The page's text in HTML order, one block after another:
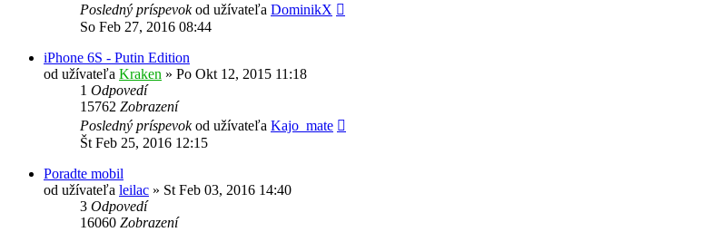
Posledný príspevokod užívateľa DominikX
So Feb 27, 2016 08:44
iPhone 6S - Putin Edition
od užívateľa Kraken » Po Okt 12, 2015 11:18
1 Odpovedí
15762 Zobrazení
Posledný príspevokod užívateľa Kajo_mate
Št Feb 25, 2016 12:15
Poradte mobil
od užívateľa leilac » St Feb 03, 2016 14:40
3 Odpovedí
16060 Zobrazení